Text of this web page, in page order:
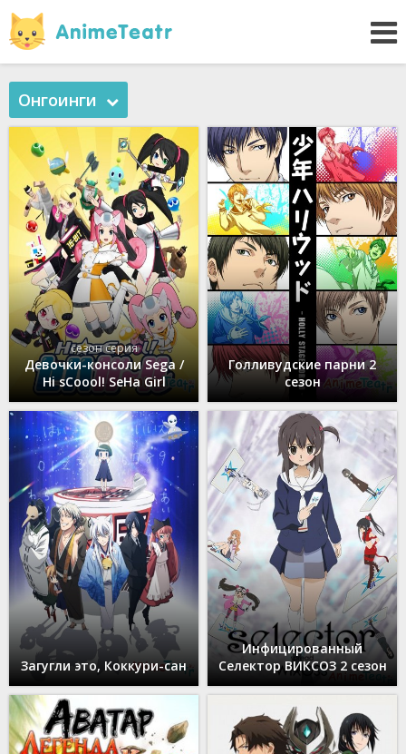
Онгоинги
сезон серия
Девочки-консоли Sega /
Hi sCoool! SeHa Girl
Голливудские парни 2
сезон
Загугли это, Коккури-сан
Инфицированный
Селектор ВИКСОЗ 2 сезон